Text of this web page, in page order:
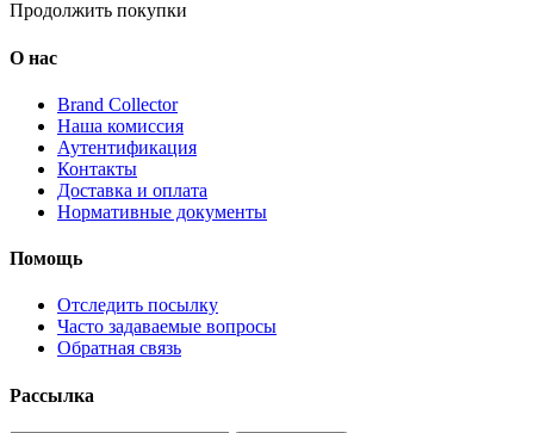
Продолжить покупки
О нас
Brand Collector
Наша комиссия
Аутентификация
Контакты
Доставка и оплата
Нормативные документы
Помощь
Отследить посылку
Часто задаваемые вопросы
Обратная связь
Рассылка